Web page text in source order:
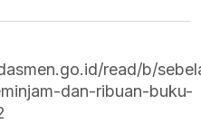
read/b/
dan-ribuan-buku-